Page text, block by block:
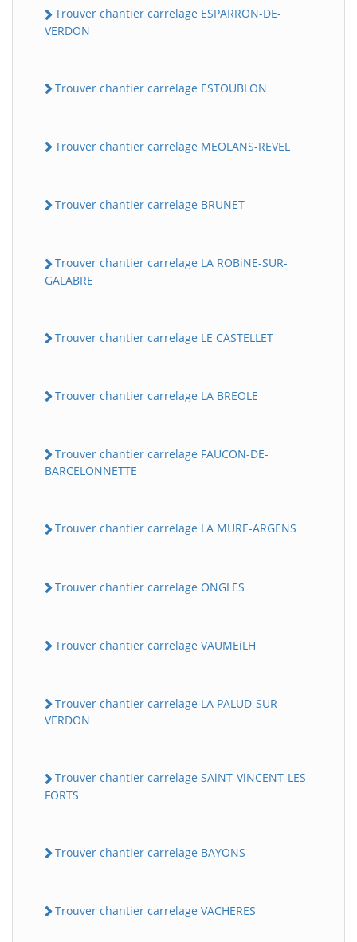
Trouver chantier carrelage ESPARRON-DE-
VERDON
Trouver chantier carrelage ESTOUBLON
Trouver chantier carrelage MEOLANS-REVEL
Trouver chantier carrelage BRUNET
Trouver chantier carrelage LA ROBiNE-SUR-
GALABRE
Trouver chantier carrelage LE CASTELLET
Trouver chantier carrelage LA BREOLE
Trouver chantier carrelage FAUCON-DE-
BARCELONNETTE
Trouver chantier carrelage LA MURE-ARGENS
Trouver chantier carrelage ONGLES
Trouver chantier carrelage VAUMEiLH
Trouver chantier carrelage LA PALUD-SUR-
VERDON
Trouver chantier carrelage SAiNT-ViNCENT-LES-
FORTS
Trouver chantier carrelage BAYONS
Trouver chantier carrelage VACHERES
B BatiWebPro
Assistant en ligne